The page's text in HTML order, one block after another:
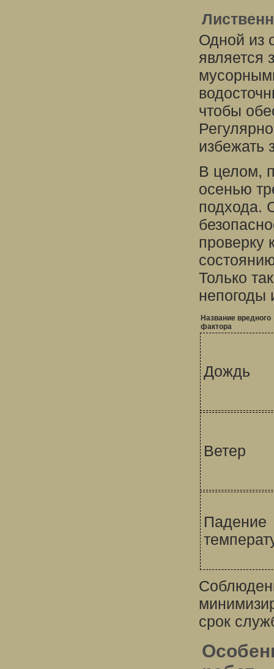
Одной из
является
чтобы
избежать
В целом,
осенью
подхода.
проверку
Только
непогоды
Название вредного
фактора
Дождь
Ветер
Падение
срок